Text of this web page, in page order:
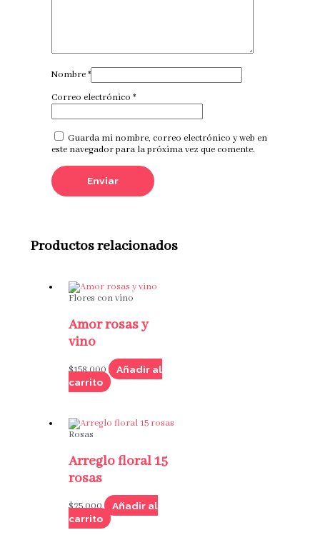
Nombre*
Correo electrónico *
Guarda mi nombre, correo electrónico y web en
este navegador para la próxima vez que comente.
Productos relacionados
Flores con vino
Amor rosas y
vino
$158,000
Añadir al
carrito
Rosas
Arreglo floral 15
rosas
$75,000
Añadir al
carrito